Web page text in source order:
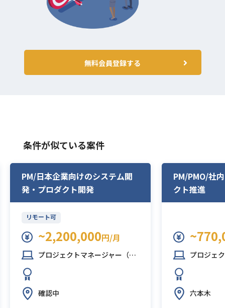
無料会員登録する
条件が似ている案件
PM/日本企業向けのシステム開
発・プロダクト開発
リモート可
~2,200,000円/月
プロジェクトマネージャー（PM）
確認中
PM/PMO/社
クト推進
プロジェクトマ
六本木